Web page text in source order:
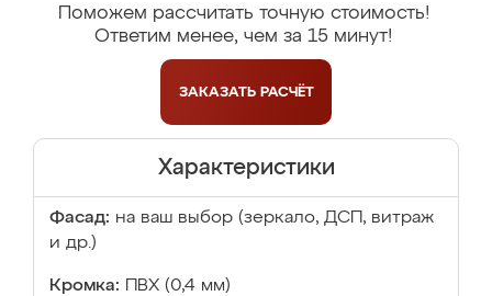
Поможем рассчитать точную стоимость!
Ответим менее, чем за 15 минут!
ЗАКАЗАТЬ РАСЧЁТ
Характеристики
Фасад: на ваш выбор (зеркало, ДСП, витраж
и др.)
Кромка: ПВХ (0,4 мм)